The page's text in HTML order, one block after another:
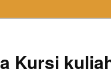
Kursi